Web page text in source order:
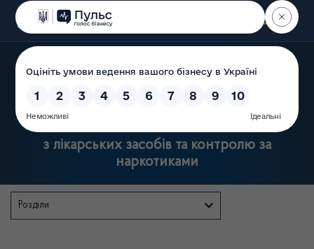
Пошук
Державна служба України
з лікарських засобів та контролю за
наркотиками
Розділи